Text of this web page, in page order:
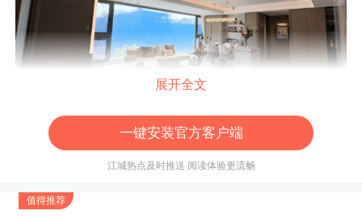
展开全文
一键安装官方客户端
江城热点及时推送 阅读体验更流畅
值得推荐